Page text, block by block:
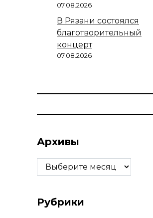
07.08.2026
В Рязани состоялся
благотворительный
концерт
07.08.2026
Архивы
Архивы
Рубрики